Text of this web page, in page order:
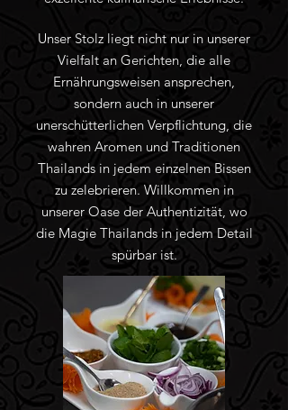
Unser Stolz liegt nicht nur in unserer
Vielfalt an Gerichten, die alle
Ernährungsweisen ansprechen,
sondern auch in unserer
unerschütterlichen Verpflichtung, die
wahren Aromen und Traditionen
Thailands in jedem einzelnen Bissen
zu zelebrieren. Willkommen in
unserer Oase der Authentizität, wo
die Magie Thailands in jedem Detail
spürbar ist.